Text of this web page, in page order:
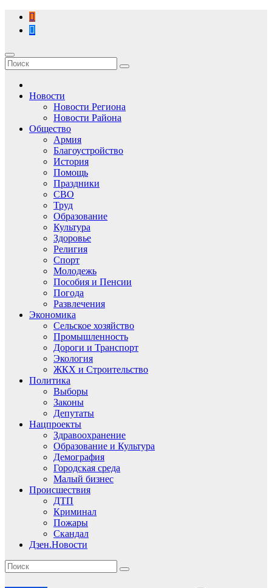
Перейти
содержимому
Новости
Новости Региона
Новости Района
Общество
Армия
Благоустройство
История
Помощь
Праздники
СВО
Труд
Образование
Культура
Здоровье
Религия
Спорт
Молодежь
Пособия и Пенсии
Погода
Развлечения
Экономика
Сельское хозяйство
Промышленность
Дороги и Транспорт
Экология
ЖКХ и Строительство
Политика
Выборы
Законы
Депутаты
Нацпроекты
Здравоохранение
Образование и Культура
Демография
Городская среда
Малый бизнес
Происшествия
ДТП
Криминал
Пожары
Скандал
Дзен.Новости